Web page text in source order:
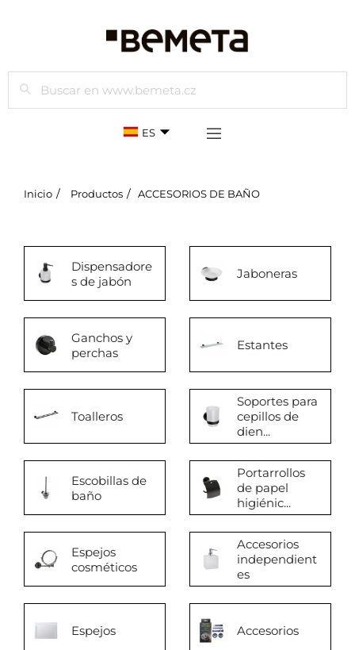
Buscar
ES
Inicio Productos ACCESORIOS DE BAÑO
Dispensadore
s de jabón
Jaboneras
Ganchos y
perchas
Estantes
Toalleros
Soportes para
cepillos de
dien...
Escobillas de
baño
Portarrollos
de papel
higiénic...
Espejos
cosméticos
Accesorios
independient
es
Espejos Accesorios